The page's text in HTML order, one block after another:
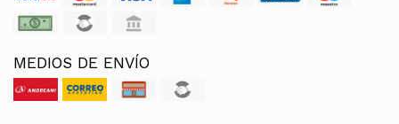
MEDIOS DE ENVÍO